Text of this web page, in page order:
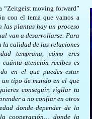
“Zeitgeist moving forward”
con el tema que vamos a
las plantas hay un proceso
van a desarrollarse. Para
la calidad de las relaciones
temprana, cómo eres
atención recibes es
en el que puedes estar
un tipo de mundo en el que
conseguir, vigilar tu
a no confiar en otros
donde depender de la
cooperación… donde la